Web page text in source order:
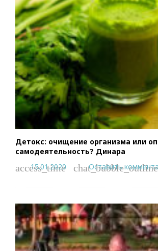
Детокс: очищение организма или
самодеятельность? Динара
access_time
15.01.2020 chat_bubble_outline
Оставить